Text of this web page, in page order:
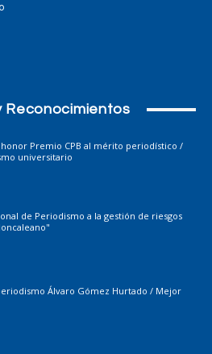
Reconocimientos
Premio CPB al mérito periodístico /
universitario
de Periodismo a la gestión de riesgos
Álvaro Gómez Hurtado / Mejor